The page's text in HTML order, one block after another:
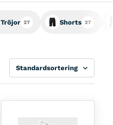
Tröjor 27 Shorts 27
Sortera